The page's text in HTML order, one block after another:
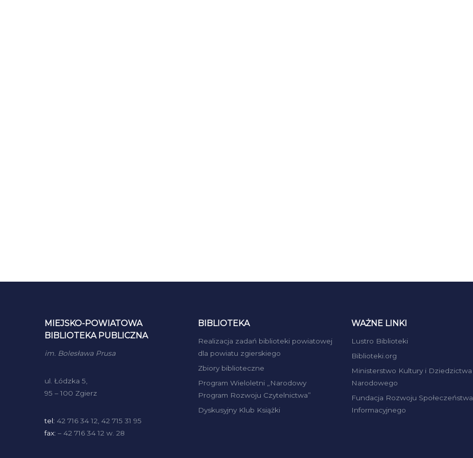
MIEJSKO-POWIATOWA
BIBLIOTEKA PUBLICZNA
im. Bolesława Prusa
ul. Łódzka 5,
95 – 100 Zgierz
tel: 42 716 34 12, 42 715 31 95
fax: – 42 716 34 12 w. 28
BIBLIOTEKA
Realizacja zadań biblioteki powiatowej
dla powiatu zgierskiego
Zbiory biblioteczne
Program Wieloletni „Narodowy
Program Rozwoju Czytelnictwa”
Dyskusyjny Klub Książki
WAŻNE LINKI
Lustro Biblioteki
Biblioteki.org
Ministerstwo Kultury i Dziedzictwa
Narodowego
Fundacja Rozwoju Społeczeństwa
Informacyjnego